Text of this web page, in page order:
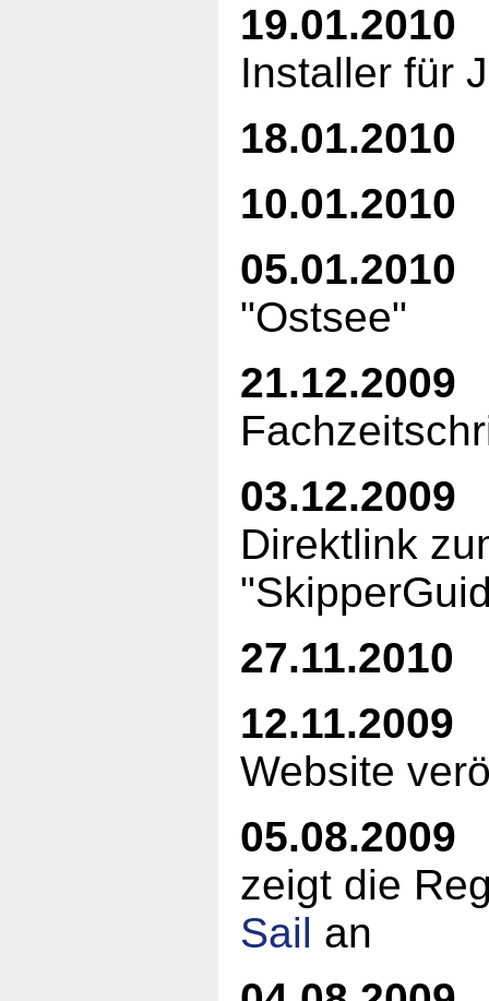
19.01.2010
Installer für
18.01.2010
10.01.2010
05.01.2010
"Ostsee"
21.12.2009
03.12.2009
Direktlink
27.11.2010
12.11.2009
Website
05.08.2009
zeigt die
Sail an